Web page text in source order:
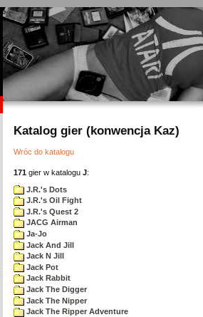
Katalog gier (konwencja Kaz)
Wróc do katalogu
171 gier w katalogu J:
J.R.'s Dots
J.R.'s Oil Fight
J.R.'s Quest 2
JACG Airman
Ja-Jo
Jack And Jill
Jack N Jill
Jack Pot
Jack Rabbit
Jack The Digger
Jack The Nipper
Jack The Ripper Adventure